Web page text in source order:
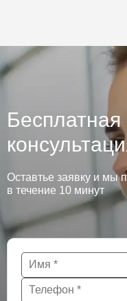
Бесплатная
Оставтье заявку и мы
в течение 10 минут